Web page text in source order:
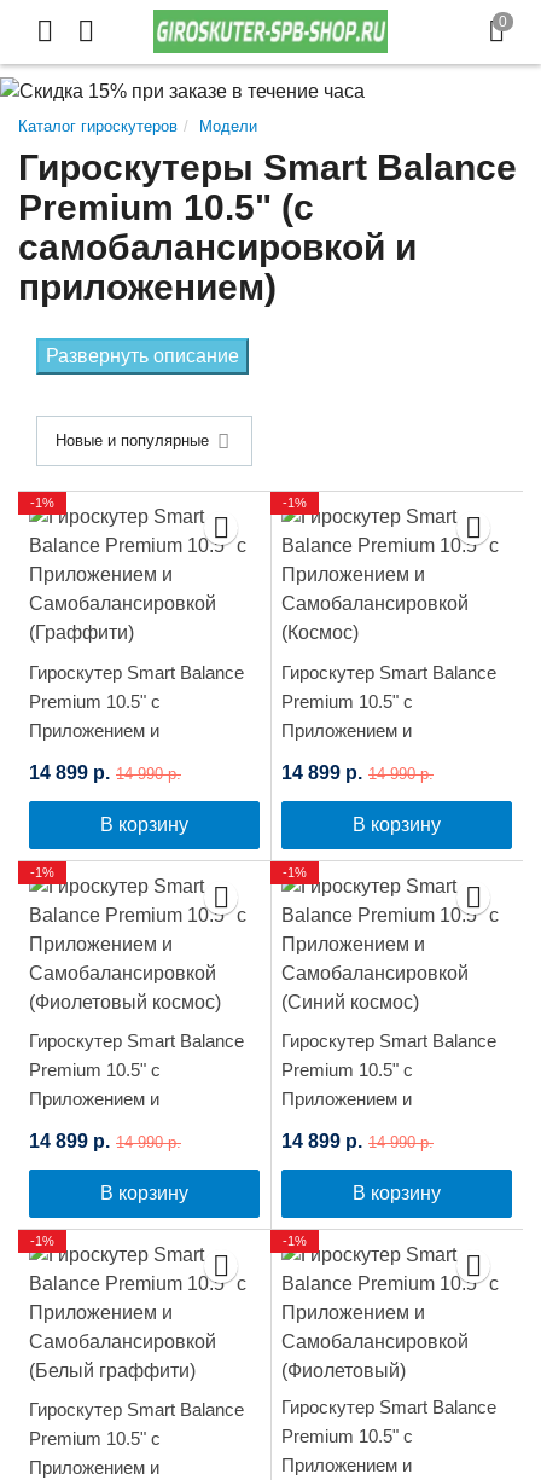
Каталог гироскутеров Модели
Гироскутеры Smart Balance
Premium 10.5" (с
самобалансировкой и
приложением)
Развернуть описание
Новые и популярные
Гироскутер Smart Balance
Premium 10.5" с
Приложением и
(Граффити)
14 899 р. 14 990 р.
В корзину
-1%
Гироскутер Smart Balance
Premium 10.5" с
Приложением и
(Космос)
14 899 р. 14 990 р.
В корзину
-1%
Гироскутер Smart Balance
Premium 10.5" с
Приложением и
(Фиолетовый космос)
14 899 р. 14 990 р.
В корзину
-1%
Гироскутер Smart Balance
Premium 10.5" с
Приложением и
(Синий космос)
14 899 р. 14 990 р.
В корзину
-1%
Гироскутер Smart Balance
Premium 10.5" с
Приложением и
-1%
Гироскутер Smart Balance
Premium 10.5" с
Приложением и
-1%